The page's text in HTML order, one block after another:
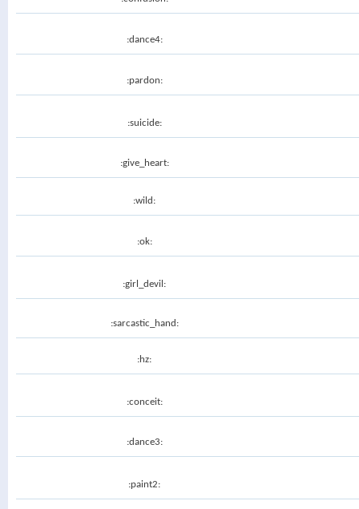
:dance4:
:pardon:
:suicide:
:give_heart:
:wild:
:ok:
:girl_devil:
:sarcastic_hand:
:hz:
:conceit:
:dance3:
:paint2: